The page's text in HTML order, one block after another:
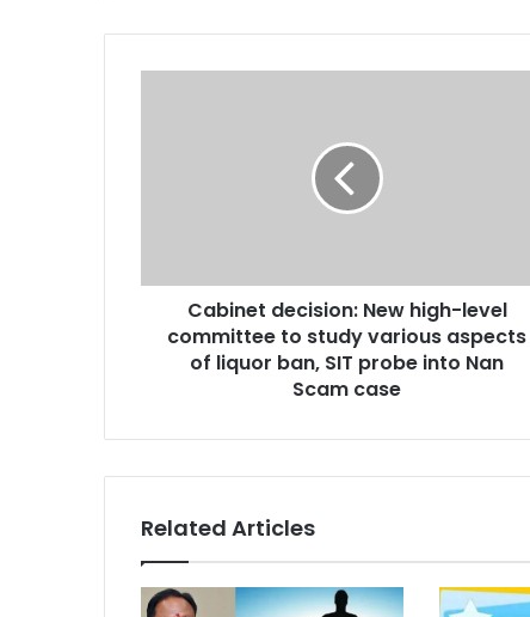
various
aspects
Nan
case
Cabinet decision: New high-level
committee to study various aspects
of liquor ban, SIT probe into Nan
Scam case
Related Articles